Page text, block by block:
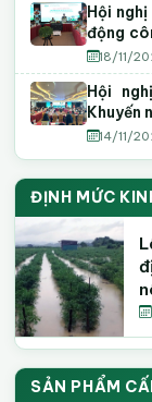
Hội
động
mô
2022 -
18/11/
Hội
Khuyến
vinh và
14/11/
ĐỊNH MỨC
SẢN PHẨM